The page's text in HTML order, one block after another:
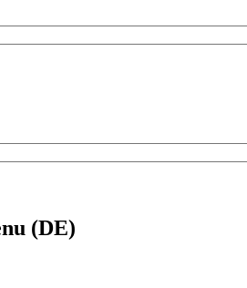
(DE)